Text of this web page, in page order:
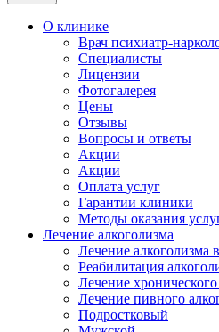
О клинике
Врач психиатр-
Специалисты
Лицензии
Фотогалерея
Цены
Отзывы
Вопросы и ответы
Акции
Акции
Оплата услуг
Гарантии клиники
Методы оказания
Лечение алкоголизма
Лечение алкоголизма
Реабилитация
Лечение
Лечение пивного
Подростковый